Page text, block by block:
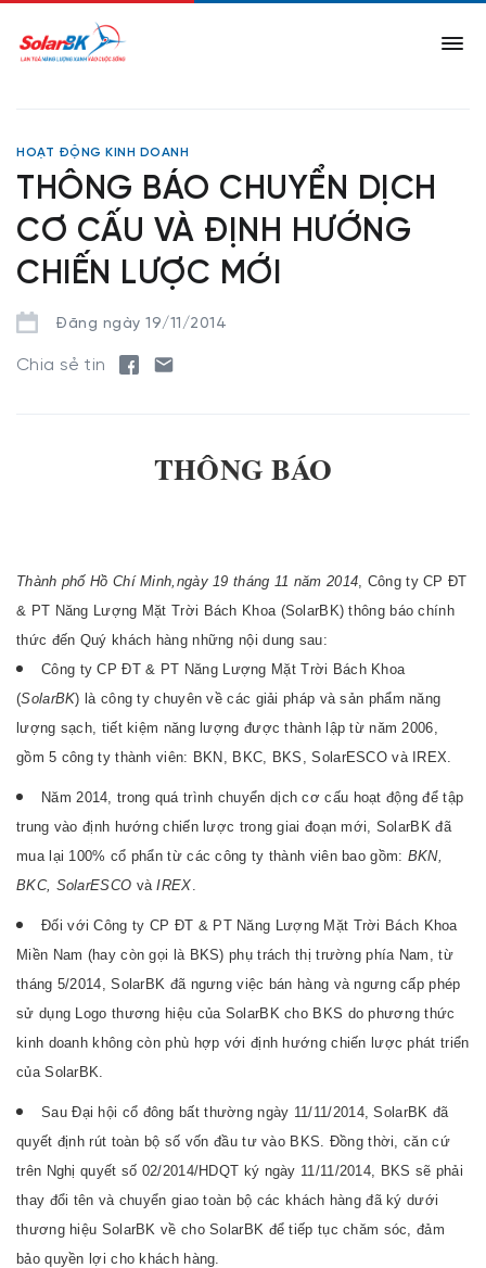
HOẠT ĐỘNG KINH DOANH
THÔNG BÁO CHUYỂN DỊCH
CƠ CẤU VÀ ĐỊNH HƯỚNG
CHIẾN LƯỢC MỚI
Đăng ngày 19/11/2014
Chia sẻ tin
THÔNG BÁO
Thành phố Hồ Chí Minh,ngày 19 tháng 11 năm 2014, Công ty CP ĐT
& PT Năng Lượng Mặt Trời Bách Khoa (SolarBK) thông báo chính
thức đến Quý khách hàng những nội dung sau:
Công ty CP ĐT & PT Năng Lượng Mặt Trời Bách Khoa
(SolarBK) là công ty chuyên về các giải pháp và sản phẩm năng
lượng sạch, tiết kiệm năng lượng được thành lập từ năm 2006,
gồm 5 công ty thành viên: BKN, BKC, BKS, SolarESCO và IREX.
Năm 2014, trong quá trình chuyển dịch cơ cấu hoạt động để tập
trung vào định hướng chiến lược trong giai đoạn mới, SolarBK đã
mua lại 100% cổ phẩn từ các công ty thành viên bao gồm: BKN,
BKC, SolarESCO vàIREX.
Đối với Công ty CP ĐT & PT Năng Lượng Mặt Trời Bách Khoa
Miền Nam (hay còn gọi là BKS) phụ trách thị trường phía Nam, từ
tháng 5/2014, SolarBK đã ngưng việc bán hàng và ngưng cấp phép
sử dụng Logo thương hiệu của SolarBK cho BKS do phương thức
kinh doanh không còn phù hợp với định hướng chiến lược phát triển
của SolarBK.
Sau Đại hội cổ đông bất thường ngày 11/11/2014, SolarBK đã
quyết định rút toàn bộ số vốn đầu tư vào BKS. Đồng thời, căn cứ
trên Nghị quyết số 02/2014/HDQT ký ngày 11/11/2014, BKS sẽ phải
thay đổi tên và chuyển giao toàn bộ các khách hàng đã ký dưới
thương hiệu SolarBK về cho SolarBK để tiếp tục chăm sóc, đảm
bảo quyền lợi cho khách hàng.